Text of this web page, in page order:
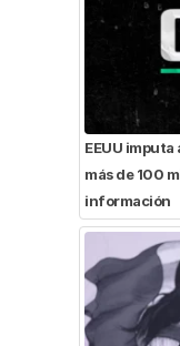
EEUU
más de 100
información